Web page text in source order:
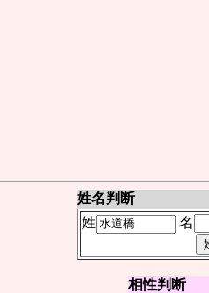
姓名判断
姓
名
相性判断